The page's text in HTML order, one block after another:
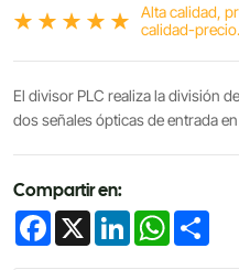
Alta calidad,
calidad-precio.
El divisor PLC realiza la división
dos señales ópticas de entrada
Compartir en:
Facebook
X LinkedInWhatsApp